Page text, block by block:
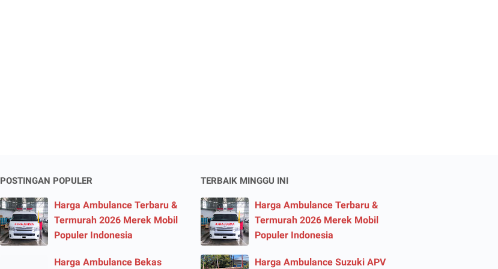
POSTINGAN POPULER
Harga Ambulance Terbaru &
Termurah 2026 Merek Mobil
Populer Indonesia
Harga Ambulance Bekas
TERBAIK MINGGU INI
Harga Ambulance Terbaru &
Termurah 2026 Merek Mobil
Populer Indonesia
Harga Ambulance Suzuki APV